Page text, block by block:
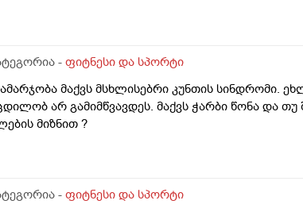
- ფიტნესი და სპორტი
მაქვს მსხლისებრი კუნთის სინდრომი.
არ გამიმწვავდეს. მაქვს ჭარბი წონა და
მიზნით ?
- ფიტნესი და სპორტი